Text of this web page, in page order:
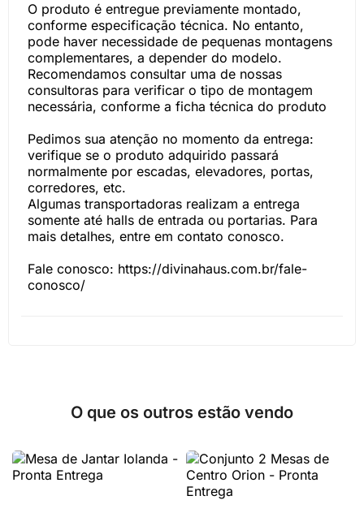
O produto é entregue previamente montado,
conforme especificação técnica. No entanto,
pode haver necessidade de pequenas montagens
complementares, a depender do modelo.
Recomendamos consultar uma de nossas
consultoras para verificar o tipo de montagem
necessária, conforme a ficha técnica do produto
Pedimos sua atenção no momento da entrega:
verifique se o produto adquirido passará
normalmente por escadas, elevadores, portas,
corredores, etc.
Algumas transportadoras realizam a entrega
somente até halls de entrada ou portarias. Para
mais detalhes, entre em contato conosco.
Fale conosco: https://divinahaus.com.br/fale-
conosco/
O que os outros estão vendo